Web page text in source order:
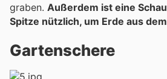
graben. Außerdem ist eine
Spitze nützlich, um Erde aus
Gartenschere